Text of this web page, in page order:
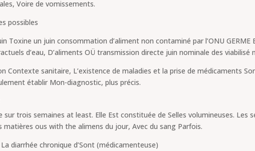
Voire de vomissements.
possibles
Toxine un juin consommation d’aliment non contaminé par l’ONU GERME
d’eau, D’aliments OÜ transmission directe juin nominale des viabilisé
Contexte sanitaire, L’existence de maladies et la prise de médicaments
établir Mon-diagnostic, plus précis.
sur trois semaines at least. Elle Est constituée de Selles volumineuses. Les
matières ous with the alimens du jour, Avec du sang Parfois.
diarrhée chronique d’Sont (médicamenteuse)